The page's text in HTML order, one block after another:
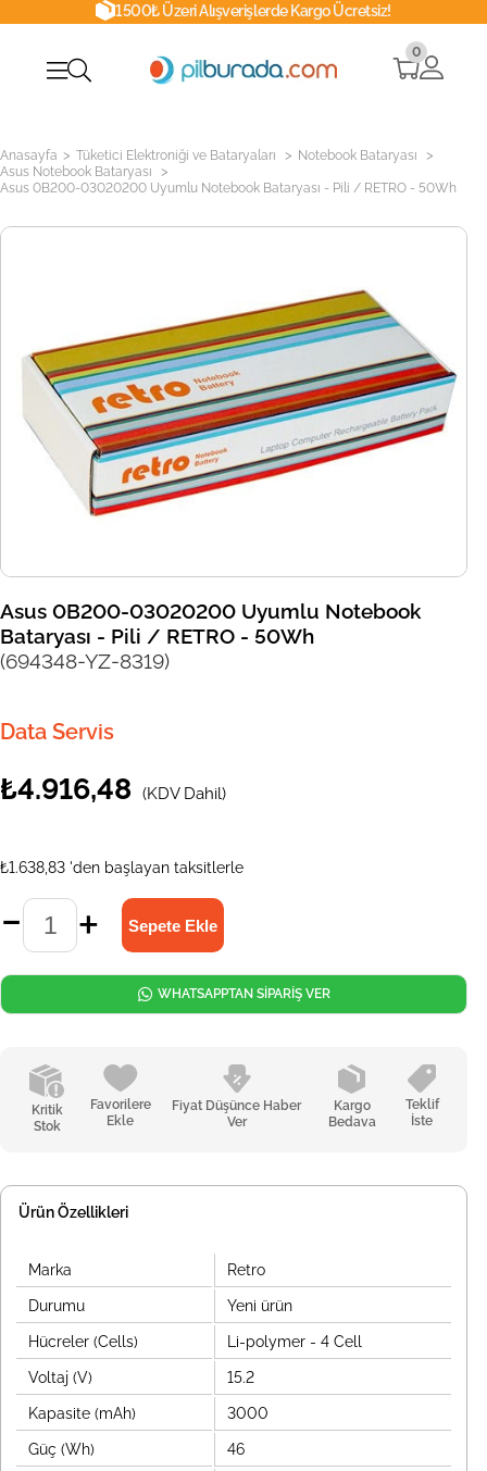
1500₺ Üzeri Alışverişlerde Kargo Ücretsiz!
0
Anasayfa > Tüketici Elektroniği ve Bataryaları > Notebook Bataryası >
Asus Notebook Bataryası >
Asus 0B200-03020200 Uyumlu Notebook Bataryası - Pili / RETRO - 50Wh
Asus 0B200-03020200 Uyumlu Notebook
Bataryası - Pili / RETRO - 50Wh
(694348-YZ-8319)
Data Servis
₺4.916,48 (KDV Dahil)
₺1.638,83 'den başlayan taksitlerle
Kritik
Stok
Favorilere
Ekle
Fiyat Düşünce Haber
Ver
Kargo
Bedava
Teklif
İste
WHATSAPPTAN SİPARİŞ VER
Ürün Özellikleri
Marka Retro
Durumu Yeni ürün
Hücreler (Cells) Li-polymer - 4 Cell
Voltaj (V) 15.2
Kapasite (mAh) 3000
Güç (Wh) 46